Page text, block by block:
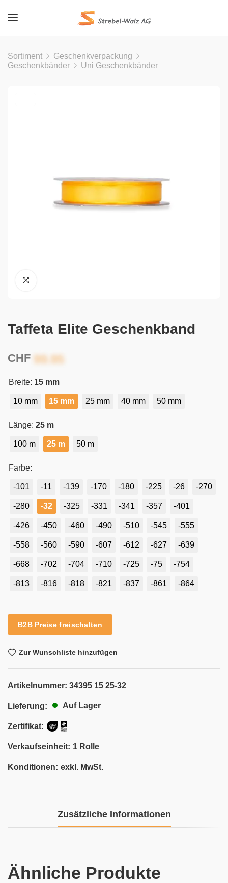
Sortiment
Geschenkverpackung
Geschenkbänder
Uni Geschenkbänder
Taffeta Elite Geschenkband
CHF
Breite: 15 mm
10 mm 15 mm 25 mm 40 mm 50 mm
Länge: 25 m
100 m 25 m 50 m
Farbe:
-101 -11 -139 -170 -180 -225 -26 -270
-280 -32 -325 -331 -341 -357 -401
-426 -450 -460 -490 -510 -545 -555
-558 -560 -590 -607 -612 -627 -639
-668 -702 -704 -710 -725 -75 -754
-813 -816 -818 -821 -837 -861 -864
B2B Preise freischalten
Zur Wunschliste hinzufügen
Artikelnummer: 34395 15 25-32
Lieferung: Auf Lager
Zertifikat:
Verkaufseinheit: 1 Rolle
Konditionen: exkl. MwSt.
Zusätzliche Informationen
Ähnliche Produkte